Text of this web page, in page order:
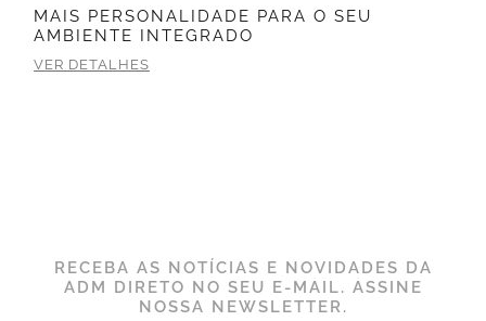
MAIS PERSONALIDADE PARA O SEU
AMBIENTE INTEGRADO
VER DETALHES
RECEBA AS NOTÍCIAS E NOVIDADES DA
ADM DIRETO NO SEU E-MAIL. ASSINE
NOSSA NEWSLETTER.